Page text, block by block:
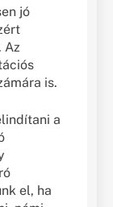
jó
Az
is.
a
el, ha